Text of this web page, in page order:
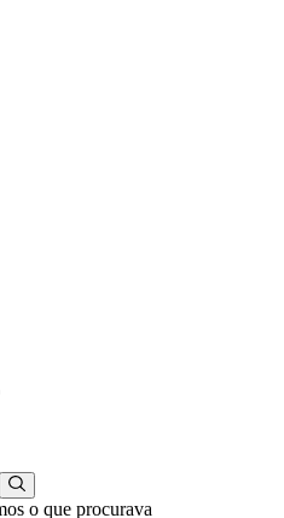
Procurar
uma
o que procurava